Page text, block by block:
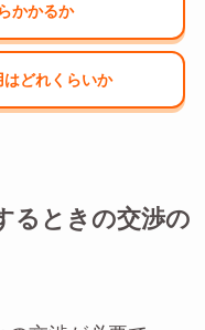
かかるか
どれくらいか
るときの交渉の